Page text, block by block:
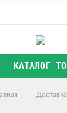
КАТАЛОГ